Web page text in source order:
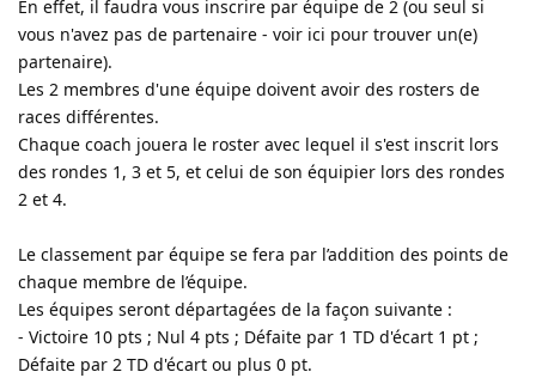
En effet, il faudra vous inscrire par équipe de 2 (ou seul si
vous n'avez pas de partenaire - voir ici pour trouver un(e)
partenaire).
Les 2 membres d'une équipe doivent avoir des rosters de
races différentes.
Chaque coach jouera le roster avec lequel il s'est inscrit lors
des rondes 1, 3 et 5, et celui de son équipier lors des rondes
2 et 4.
Le classement par équipe se fera par l’addition des points de
chaque membre de l’équipe.
Les équipes seront départagées de la façon suivante :
- Victoire 10 pts ; Nul 4 pts ; Défaite par 1 TD d'écart 1 pt ;
Défaite par 2 TD d'écart ou plus 0 pt.